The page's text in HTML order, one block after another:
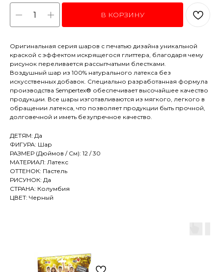
В КОРЗИНУ
Оригинальная серия шаров с печатью дизайна уникальной
краской с эффектом искрящегося глиттера, благодаря чему
рисунок переливается рассыпчатыми блестками.
Воздушный шар из 100% натурального латекса без
искусственных добавок. Специально разработанная формула
производства Sempertex® обеспечивает высочайшее качество
продукции. Все шары изготавливаются из мягкого, легкого в
обращении латекса, что позволяет продукции быть прочной,
долговечной и иметь безупречное качество.
ДЕТЯМ: Да
ФИГУРА: Шар
РАЗМЕР (Дюймов / См): 12 / 30
МАТЕРИАЛ: Латекс
ОТТЕНОК: Пастель
РИСУНОК: Да
СТРАНА: Колумбия
ЦВЕТ: Черный